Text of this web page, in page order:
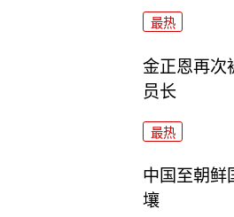
最热
金正恩再次
员长
最热
中国至朝鲜
壤